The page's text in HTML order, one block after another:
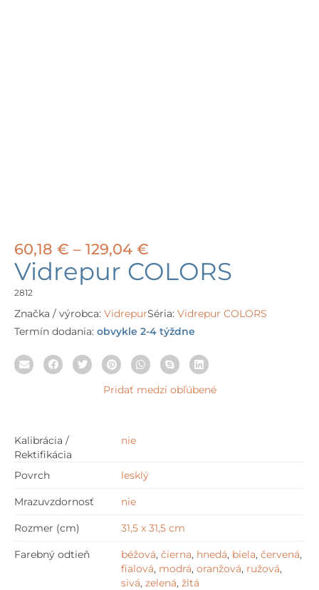
60,18 € – 129,04 €
range:
60,18 €
129,04 €
Vidrepur COLORS
2812
Značka / výrobca: VidrepurSéria: Vidrepur COLORS
Termín dodania: obvykle 2-4 týždne
Pridať medzi obľúbené
Kalibrácia /
Rektifikácia
nie
Povrch lesklý
Mrazuvzdornosť nie
Rozmer (cm) 31,5 x 31,5 cm
Farebný odtieň béžová, čierna, hnedá, biela, červená,
fialová, modrá, oranžová, ružová,
sivá, zelená, žltá